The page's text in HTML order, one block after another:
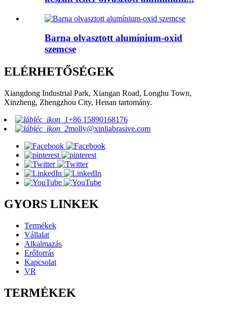
Barna olvasztott alumínium-oxid
szemcse
ELÉRHETŐSÉGEK
Xiangdong Industrial Park, Xiangan Road, Longhu Town,
Xinzheng, Zhengzhou City, Henan tartomány.
+86 15890168176
molly@xinliabrasive.com
GYORS LINKEK
Termékek
Vállalat
Alkalmazás
Erőforrás
Kapcsolat
VR
TERMÉKEK